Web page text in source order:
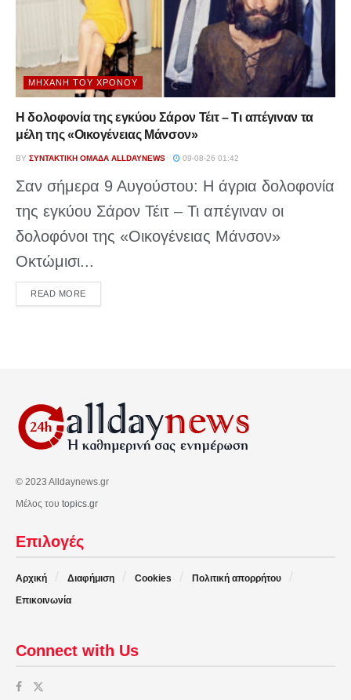
ΜΗΧΑΝΉ ΤΟΥ ΧΡΌΝΟΥ
Η δολοφονία της εγκύου Σάρον Τέιτ – Τι απέγιναν τα
μέλη της «Οικογένειας Μάνσον»
BY ΣΥΝΤΑΚΤΙΚΉ ΟΜΆΔΑ ALLDAYNEWS 09-08-26 01:42
Σαν σήμερα 9 Αυγούστου: Η άγρια δολοφονία
της εγκύου Σάρον Τέιτ – Τι απέγιναν οι
δολοφόνοι της «Οικογένειας Μάνσον»
Οκτώμισι...
READ MOREDETAILS
© 2023 Alldaynews.gr
Μέλος του topics.gr
Επιλογές
Αρχική Διαφήμιση Cookies
Πολιτική απορρήτου
Επικοινωνία
Connect with Us